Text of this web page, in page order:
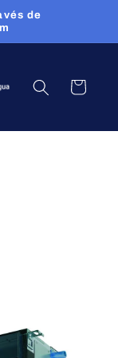
de
CARRITO